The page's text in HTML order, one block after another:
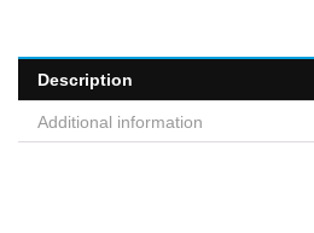
Description
Additional information